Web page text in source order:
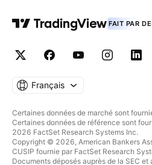
FAIT PAR
Français
Certaines données de marché sont
Certaines données de référence sont
2026 FactSet Research Systems Inc.
Copyright © 2026, American Bankers
CUSIP fournie par FactSet Research
Documents déposés auprès de la SEC